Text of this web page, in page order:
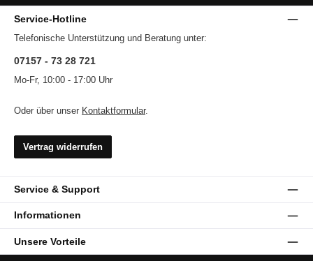
Service-Hotline
Telefonische Unterstützung und Beratung unter:
07157 - 73 28 721
Mo-Fr, 10:00 - 17:00 Uhr
Oder über unser Kontaktformular.
Vertrag widerrufen
Service & Support
Informationen
Unsere Vorteile